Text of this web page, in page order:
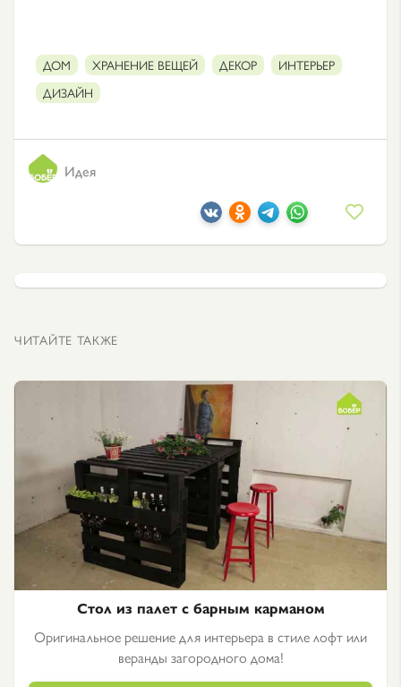
ДОМ ХРАНЕНИЕ ВЕЩЕЙ ДЕКОР
ИНТЕРЬЕР
ДИЗАЙН
Идея
ЧИТАЙТЕ ТАКЖЕ
Стол из палет с барным карманом
Оригинальное решение для интерьера в стиле лофт или
веранды загородного дома!